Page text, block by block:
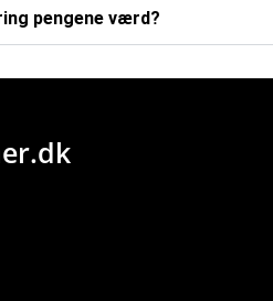
pengene værd?